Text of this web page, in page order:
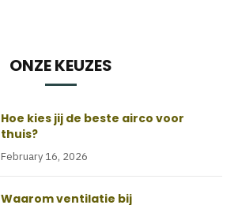
ONZE KEUZES
Hoe kies jij de beste airco voor
thuis?
February 16, 2026
Waarom ventilatie bij